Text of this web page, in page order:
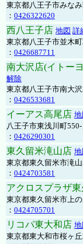
東京都八王子市みな
： 0426322620
西八王子店 地図 詳
東京都八王子市並木町
： 0426687711
南大沢店(イトー
解除
東京都八王子市南大
： 0426533681
イーアス高尾店 地
八王子市東浅川町
： 0426290301
東久留米滝山店 地
東京都東久留米市滝
： 0424703581
アクロスプラザ
東京都東久留米市上
： 0424705701
リコパ東大和店 地
東京都東大和市桜ヶ